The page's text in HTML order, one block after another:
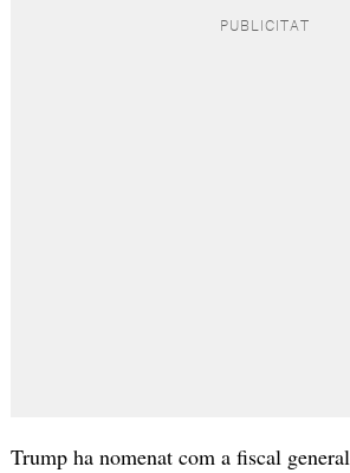
Trump ha nomenat com a fiscal general